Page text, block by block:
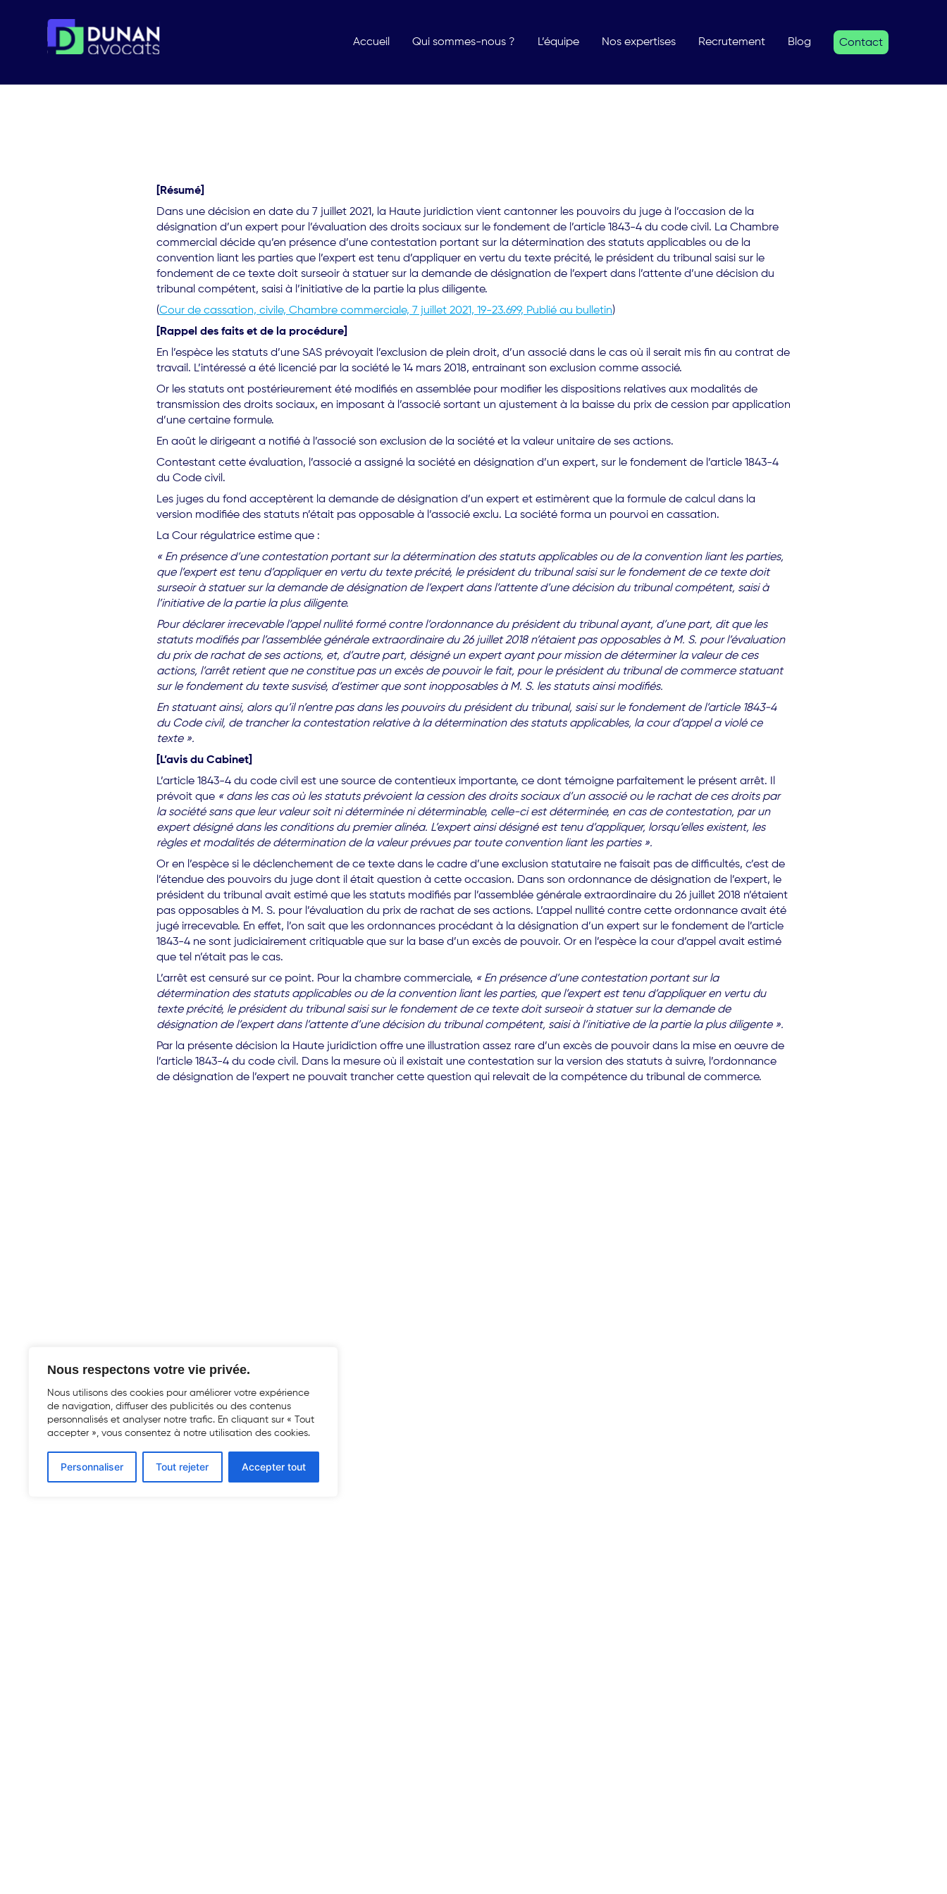
Nous respectons votre vie privée.
Nous utilisons des cookies pour améliorer votre expérience
de navigation, diffuser des publicités ou des contenus
personnalisés et analyser notre trafic. En cliquant sur « Tout
accepter », vous consentez à notre utilisation des cookies.
Personnaliser Tout rejeter Accepter tout
Accueil Qui sommes-nous ? L’équipe Nos expertises Recrutement Blog Contact
[Résumé]
Dans une décision en date du 7 juillet 2021, la Haute juridiction vient cantonner les pouvoirs du juge à l’occasion de la
désignation d’un expert pour l’évaluation des droits sociaux sur le fondement de l’article 1843-4 du code civil. La Chambre
commercial décide qu’en présence d’une contestation portant sur la détermination des statuts applicables ou de la
convention liant les parties que l’expert est tenu d’appliquer en vertu du texte précité, le président du tribunal saisi sur le
fondement de ce texte doit surseoir à statuer sur la demande de désignation de l’expert dans l’attente d’une décision du
tribunal compétent, saisi à l’initiative de la partie la plus diligente.
(Cour de cassation, civile, Chambre commerciale, 7 juillet 2021, 19-23.699, Publié au bulletin)
[Rappel des faits et de la procédure]
En l’espèce les statuts d’une SAS prévoyait l’exclusion de plein droit, d’un associé dans le cas où il serait mis fin au contrat de
travail. L’intéressé a été licencié par la société le 14 mars 2018, entrainant son exclusion comme associé.
Or les statuts ont postérieurement été modifiés en assemblée pour modifier les dispositions relatives aux modalités de
transmission des droits sociaux, en imposant à l’associé sortant un ajustement à la baisse du prix de cession par application
d’une certaine formule.
En août le dirigeant a notifié à l’associé son exclusion de la société et la valeur unitaire de ses actions.
Contestant cette évaluation, l’associé a assigné la société en désignation d’un expert, sur le fondement de l’article 1843-4
du Code civil.
Les juges du fond acceptèrent la demande de désignation d’un expert et estimèrent que la formule de calcul dans la
version modifiée des statuts n’était pas opposable à l’associé exclu. La société forma un pourvoi en cassation.
La Cour régulatrice estime que :
« En présence d’une contestation portant sur la détermination des statuts applicables ou de la convention liant les parties,
que l’expert est tenu d’appliquer en vertu du texte précité, le président du tribunal saisi sur le fondement de ce texte doit
surseoir à statuer sur la demande de désignation de l’expert dans l’attente d’une décision du tribunal compétent, saisi à
l’initiative de la partie la plus diligente.
Pour déclarer irrecevable l’appel nullité formé contre l’ordonnance du président du tribunal ayant, d’une part, dit que les
statuts modifiés par l’assemblée générale extraordinaire du 26 juillet 2018 n’étaient pas opposables à M. S. pour l’évaluation
du prix de rachat de ses actions, et, d’autre part, désigné un expert ayant pour mission de déterminer la valeur de ces
actions, l’arrêt retient que ne constitue pas un excès de pouvoir le fait, pour le président du tribunal de commerce statuant
sur le fondement du texte susvisé, d’estimer que sont inopposables à M. S. les statuts ainsi modifiés.
En statuant ainsi, alors qu’il n’entre pas dans les pouvoirs du président du tribunal, saisi sur le fondement de l’article 1843-4
du Code civil, de trancher la contestation relative à la détermination des statuts applicables, la cour d’appel a violé ce
texte ».
[L’avis du Cabinet]
L’article 1843-4 du code civil est une source de contentieux importante, ce dont témoigne parfaitement le présent arrêt. Il
prévoit que « dans les cas où les statuts prévoient la cession des droits sociaux d’un associé ou le rachat de ces droits par
la société sans que leur valeur soit ni déterminée ni déterminable, celle-ci est déterminée, en cas de contestation, par un
expert désigné dans les conditions du premier alinéa. L’expert ainsi désigné est tenu d’appliquer, lorsqu’elles existent, les
règles et modalités de détermination de la valeur prévues par toute convention liant les parties ».
Or en l’espèce si le déclenchement de ce texte dans le cadre d’une exclusion statutaire ne faisait pas de difficultés, c’est de
l’étendue des pouvoirs du juge dont il était question à cette occasion. Dans son ordonnance de désignation de l’expert, le
président du tribunal avait estimé que les statuts modifiés par l’assemblée générale extraordinaire du 26 juillet 2018 n’étaient
pas opposables à M. S. pour l’évaluation du prix de rachat de ses actions. L’appel nullité contre cette ordonnance avait été
jugé irrecevable. En effet, l’on sait que les ordonnances procédant à la désignation d’un expert sur le fondement de l’article
1843-4 ne sont judiciairement critiquable que sur la base d’un excès de pouvoir. Or en l’espèce la cour d’appel avait estimé
que tel n’était pas le cas.
L’arrêt est censuré sur ce point. Pour la chambre commerciale, « En présence d’une contestation portant sur la
détermination des statuts applicables ou de la convention liant les parties, que l’expert est tenu d’appliquer en vertu du
texte précité, le président du tribunal saisi sur le fondement de ce texte doit surseoir à statuer sur la demande de
désignation de l’expert dans l’attente d’une décision du tribunal compétent, saisi à l’initiative de la partie la plus diligente ».
Par la présente décision la Haute juridiction offre une illustration assez rare d’un excès de pouvoir dans la mise en œuvre de
l’article 1843-4 du code civil. Dans la mesure où il existait une contestation sur la version des statuts à suivre, l’ordonnance
de désignation de l’expert ne pouvait trancher cette question qui relevait de la compétence du tribunal de commerce.